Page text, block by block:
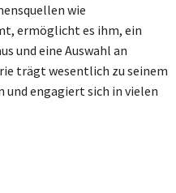
wie
ermöglicht es ihm, ein
und eine Auswahl an
trägt wesentlich zu seinem
und engagiert sich in vielen